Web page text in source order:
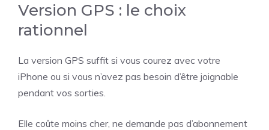
Version GPS : le choix
rationnel
La version GPS suffit si vous courez avec votre
iPhone ou si vous n’avez pas besoin d’être joignable
pendant vos sorties.
Elle coûte moins cher, ne demande pas d’abonnement